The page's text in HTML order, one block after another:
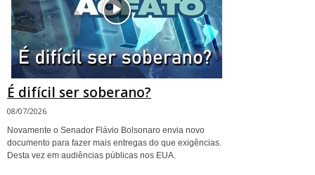
É difícil ser soberano?
08/07/2026
Novamente o Senador Flávio Bolsonaro envia novo
documento para fazer mais entregas do que exigências.
Desta vez em audiências públicas nos EUA.